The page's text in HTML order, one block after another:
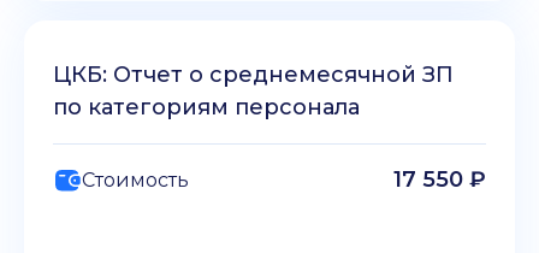
ЦКБ: Отчет о среднемесячной ЗП
по категориям персонала
Стоимость 17 550 ₽